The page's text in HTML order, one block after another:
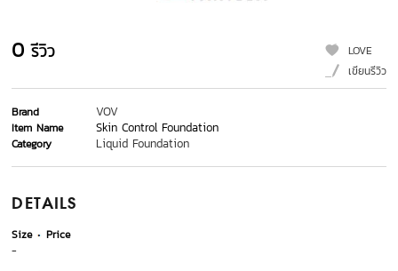
0 รีวิว
LOVE
เขียนรีวิว
Brand VOV
Item Name Skin Control Foundation
Category Liquid Foundation
DETAILS
Size
Price
-